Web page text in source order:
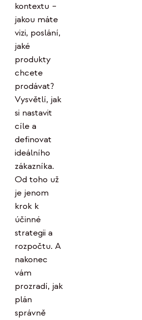
kontextu –
jakou máte
vizi, poslání,
jaké
produkty
chcete
prodávat?
Vysvětlí, jak
si nastavit
cíle a
definovat
ideálního
zákazníka.
Od toho už
je jenom
krok k
účinné
strategii a
rozpočtu. A
nakonec
vám
prozradí, jak
plán
správně